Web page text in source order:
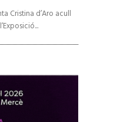
Cristina d’Aro acull